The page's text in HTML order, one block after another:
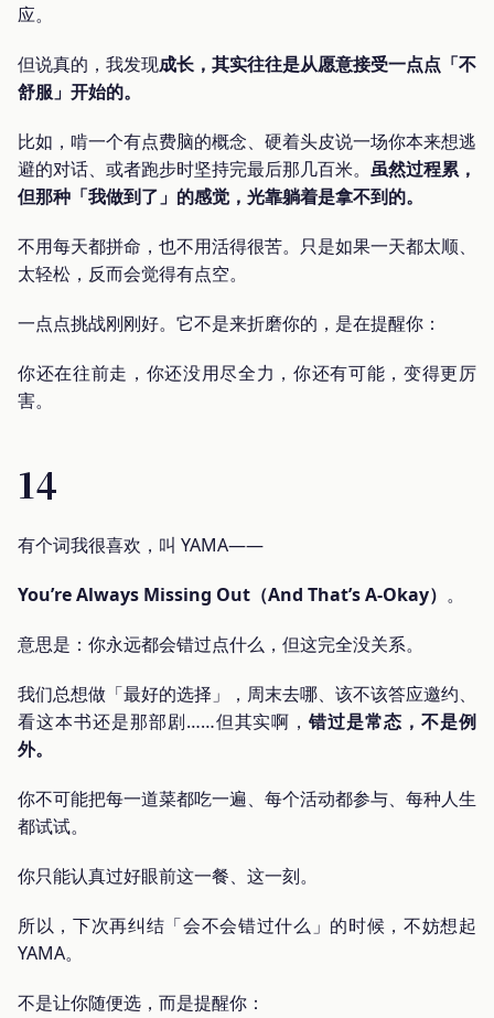
应。
但说真的，我发现成长，其实往往是从愿意接受一点点「不
舒服」开始的。
比如，啃一个有点费脑的概念、硬着头皮说一场你本来想逃
避的对话、或者跑步时坚持完最后那几百米。 虽然过程累，
但那种「我做到了」的感觉，光靠躺着是拿不到的。
不用每天都拼命，也不用活得很苦。只是如果一天都太顺、
太轻松，反而会觉得有点空。
一点点挑战刚刚好。它不是来折磨你的，是在提醒你：
你还在往前走，你还没用尽全力，你还有可能，变得更厉
害。
14
有个词我很喜欢，叫 YAMA——
You’re Always Missing Out（And That’s A-Okay） 。
意思是：你永远都会错过点什么，但这完全没关系。
我们总想做「最好的选择」，周末去哪、该不该答应邀约、
看这本书还是那部剧……但其实啊，错过是常态，不是例
外。
你不可能把每一道菜都吃一遍、每个活动都参与、每种人生
都试试。
你只能认真过好眼前这一餐、这一刻。
所以，下次再纠结「会不会错过什么」的时候，不妨想起
YAMA。
不是让你随便选，而是提醒你：